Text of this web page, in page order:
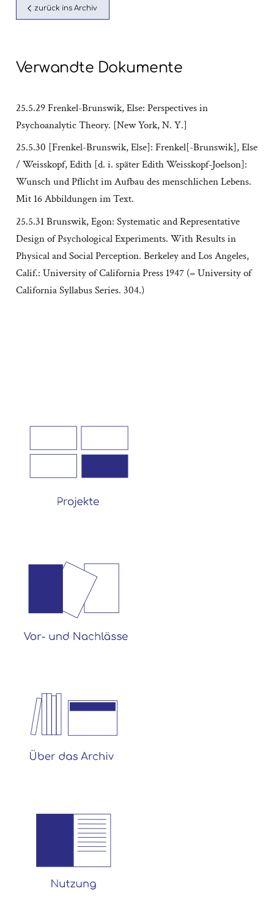
zurück ins Archiv
Verwandte Dokumente
25.5.29 Frenkel-Brunswik, Else: Perspectives in
Psychoanalytic Theory. [New York, N. Y.]
25.5.30 [Frenkel-Brunswik, Else]: Frenkel[-Brunswik], Else
/ Weisskopf, Edith [d. i. später Edith Weisskopf-Joelson]:
Wunsch und Pflicht im Aufbau des menschlichen Lebens.
Mit 16 Abbildungen im Text.
25.5.31 Brunswik, Egon: Systematic and Representative
Design of Psychological Experiments. With Results in
Physical and Social Perception. Berkeley and Los Angeles,
Calif.: University of California Press 1947 (= University of
California Syllabus Series. 304.)